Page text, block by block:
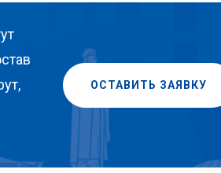
ОСТАВИТЬ ЗАЯВКУ